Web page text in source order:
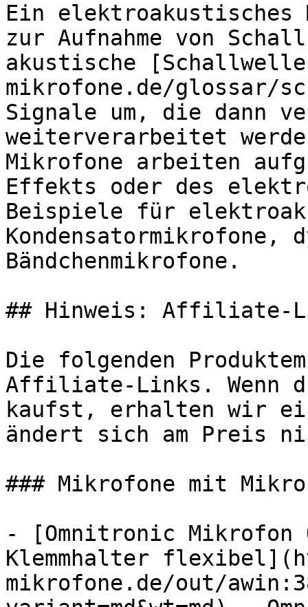
Ein
zur Aufnahme von
akustische
mikrofone.de/glossar/
Signale um, die dann
weiterverarbeitet
Mikrofone arbeiten
Effekts oder des
Beispiele für
Kondensatormikrofone,
Bändchenmikrofone.
## Hinweis: Affiliate-
Die folgenden
Affiliate-Links. Wenn
kaufst, erhalten wir
ändert sich am Preis
### Mikrofone mit
- [Omnitronic Mikrofon
Klemmhalter
mikrofone.de/out/